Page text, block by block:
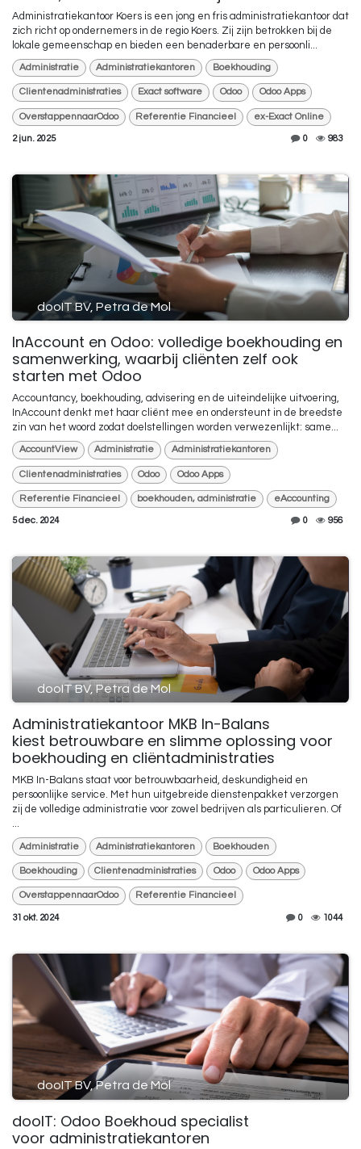
Administratiekantoor Koers is een jong en fris administratiekantoor dat
zich richt op ondernemers in de regio Koers. Zij zijn betrokken bij de
lokale gemeenschap en bieden een benaderbare en persoonli...
Administratie Administratiekantoren Boekhouding
Clientenadministraties Exact software Odoo Odoo Apps
OverstappennaarOdoo Referentie Financieel ex-Exact Online
2 jun. 2025 0 983
dooIT BV, Petra de Mol
InAccount en Odoo: volledige boekhouding en
samenwerking, waarbij cliënten zelf ook
starten met Odoo
Accountancy, boekhouding, advisering en de uiteindelijke uitvoering,
InAccount denkt met haar cliënt mee en ondersteunt in de breedste
zin van het woord zodat doelstellingen worden verwezenlijkt: same...
AccountView Administratie Administratiekantoren
Clientenadministraties Odoo Odoo Apps
Referentie Financieel boekhouden, administratie eAccounting
5 dec. 2024 0 956
dooIT BV, Petra de Mol
Administratiekantoor MKB In-Balans
kiest betrouwbare en slimme oplossing voor
boekhouding en cliëntadministraties
MKB In-Balans staat voor betrouwbaarheid, deskundigheid en
persoonlijke service. Met hun uitgebreide dienstenpakket verzorgen
zij de volledige administratie voor zowel bedrijven als particulieren. Of
...
Administratie Administratiekantoren Boekhouden
Boekhouding Clientenadministraties Odoo Odoo Apps
OverstappennaarOdoo Referentie Financieel
31 okt. 2024 0 1044
dooIT BV, Petra de Mol
dooIT: Odoo Boekhoud specialist
voor administratiekantoren